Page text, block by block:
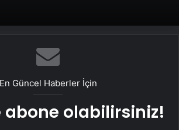
En Güncel Haberler İçin
abone olabilirsiniz!